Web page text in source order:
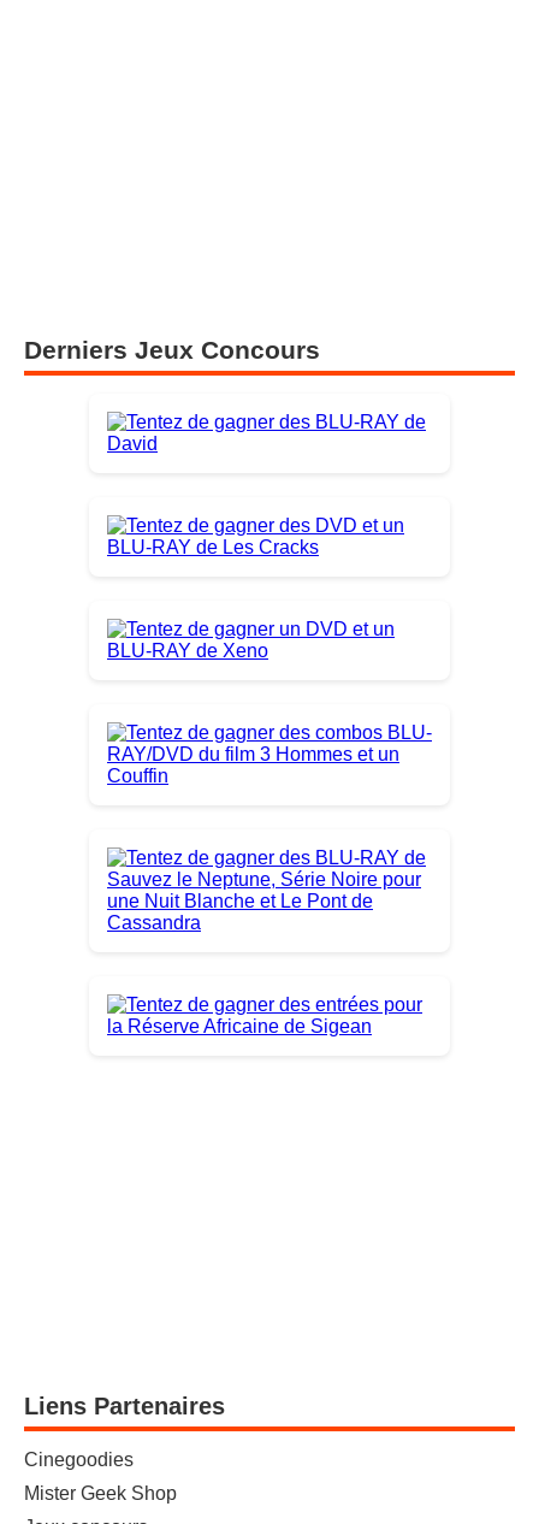
Derniers Jeux Concours
Liens Partenaires
Cinegoodies
Mister Geek Shop